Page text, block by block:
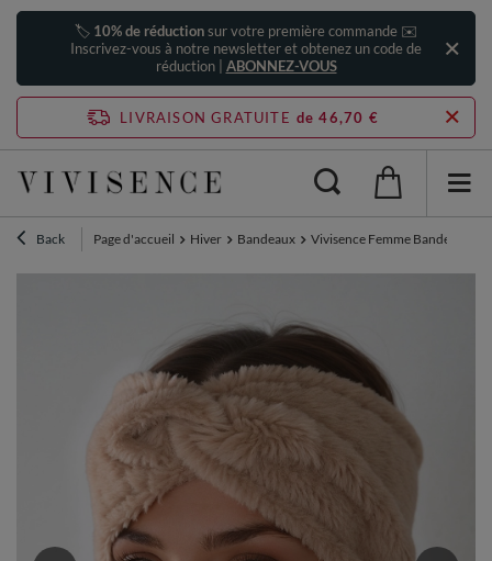
🏷️ 10% de réductionsur votre première commande ✉️
Inscrivez-vous à notre newsletter et obtenez un code de
réduction | ABONNEZ-VOUS
LIVRAISON GRATUITE de 46,70 €
Back Page d'accueil Hiver Bandeaux Vivisence Femme Bandeau